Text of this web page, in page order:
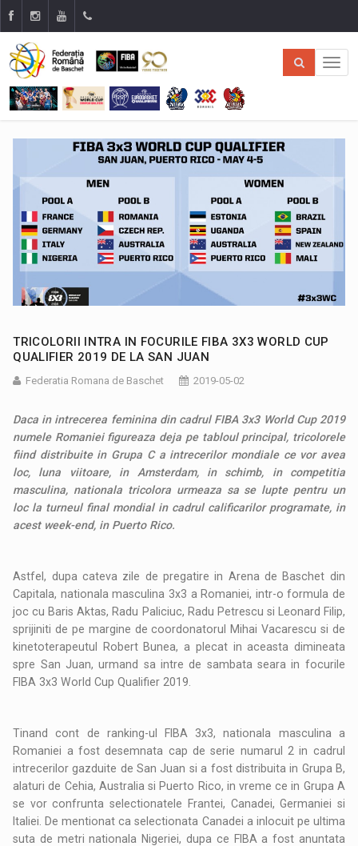
TRICOLORII INTRA IN FOCURILE FIBA 3X3 WORLD CUP
QUALIFIER 2019 DE LA SAN JUAN
Federatia Romana de Baschet 2019-05-02
Daca in intrecerea feminina din cadrul FIBA 3x3 World Cup 2019
numele Romaniei figureaza deja pe tabloul principal, tricolorele
fiind distribuite in Grupa C a intrecerilor mondiale ce vor avea
loc, luna viitoare, in Amsterdam, in schimb, in competitia
masculina, nationala tricolora urmeaza sa se lupte pentru un
loc la turneul final mondial in cadrul calificarilor programate, in
acest week-end, in Puerto Rico.
Astfel, dupa cateva zile de pregatire in Arena de Baschet din
Capitala, nationala masculina 3x3 a Romaniei, intr-o formula de
joc cu Baris Aktas, Radu Paliciuc, Radu Petrescu si Leonard Filip,
sprijiniti de pe margine de coordonatorul Mihai Vacarescu si de
kinetoterapeutul Robert Bunea, a plecat in aceasta dimineata
spre San Juan, urmand sa intre de sambata seara in focurile
FIBA 3x3 World Cup Qualifier 2019.
Tinand cont de ranking-ul FIBA 3x3, nationala masculina a
Romaniei a fost desemnata cap de serie numarul 2 in cadrul
intrecerilor gazduite de San Juan si a fost distribuita in Grupa B,
alaturi de Cehia, Australia si Puerto Rico, in vreme ce in Grupa A
se vor confrunta selectionatele Frantei, Canadei, Germaniei si
Italiei. De mentionat ca selectionata Canadei a inlocuit pe ultima
suta de metri nationala Nigeriei, dupa ce FIBA a fost anuntata